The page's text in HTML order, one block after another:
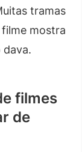
tramas
mostra
dava.
filmes
de